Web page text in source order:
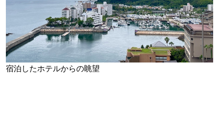
宿泊したホテルからの眺望